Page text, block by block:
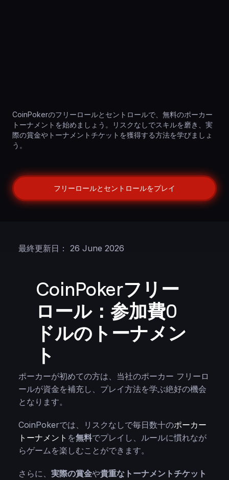
CoinPokerのフリーロールとセントロールで、無料のポーカー
トーナメントを始めましょう。リスクなしでスキルを磨き、実
際の賞金やトーナメントチケットを獲得する方法を学びましょ
う。
フリーロールとセントロールをプレイ
最終更新日： 26 June 2026
CoinPokerフリー
ロール：参加費0
ドルのトーナメン
ト
ポーカーが初めての方は、当社のポーカー フリーロ
ールが資金を補充し、プレイ方法を学ぶ絶好の機会
となります。
CoinPokerでは、リスクなしで毎日数十のポーカー
トーナメント を無料でプレイし、ルールに慣れなが
らゲームを楽しむことができます。
さらに、 実際の賞金や貴重なトーナメントチケット